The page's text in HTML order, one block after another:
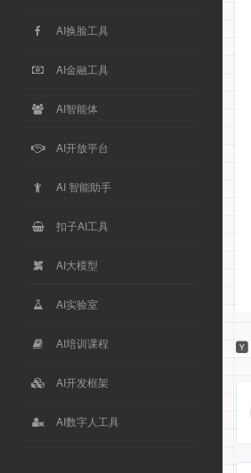
AI换脸工具
AI金融工具
AI智能体
AI开放平台
AI 智能助手
扣子AI工具
AI大模型
AI实验室
AI培训课程
AI开发框架
AI数字人工具